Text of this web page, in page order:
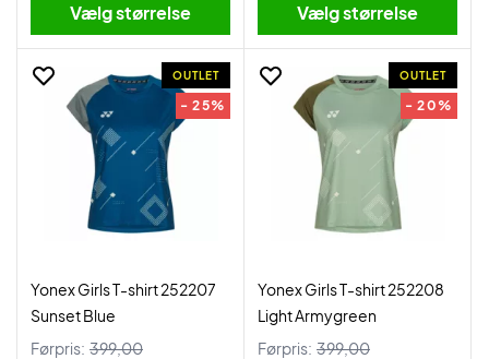
Vælg størrelse Vælg størrelse
OUTLET
- 25%
Yonex Girls T-shirt 252207
Sunset Blue
Førpris: 399,00
OUTLET
- 20%
Yonex Girls T-shirt 252208
Light Armygreen
Førpris: 399,00